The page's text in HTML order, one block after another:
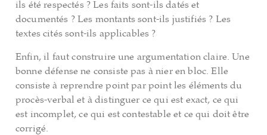
ils été respectés ? Les faits sont-ils datés et
documentés ? Les montants sont-ils justifiés ? Les
textes cités sont-ils applicables ?
Enfin, il faut construire une argumentation claire. Une
bonne défense ne consiste pas à nier en bloc. Elle
consiste à reprendre point par point les éléments du
procès-verbal et à distinguer ce qui est exact, ce qui
est incomplet, ce qui est contestable et ce qui doit être
corrigé.